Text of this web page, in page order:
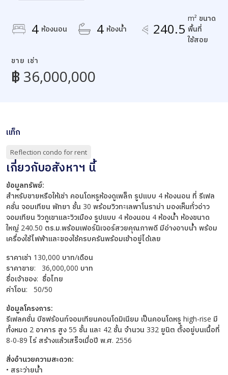
4 ห้องนอน 4 ห้องน้ำ 240.5
m² ขนาด
พื้นที่
ใช้สอย
ขาย เช่า
฿ 36,000,000
แท็ก
Reflection condo for rent
เกี่ยวกับอสังหาฯ นี้
ข้อมูลทรัพย์:
สำหรับขายหรือให้เช่า คอนโดหรูห้องดูเพล็ก รูปแบบ 4 ห้องนอน ที่ รีเฟล
คชั่น จอมเทียน พัทยา ชั้น 30 พร้อมวิวทะเลพาโนราม่า มองเห็นทั่วอ่าว
จอมเทียน วิวภูเขาและวิวเมือง รูปแบบ 4 ห้องนอน 4 ห้องน้ำ ห้องขนาด
ใหญ่ 240.50 ตร.ม.พร้อมเฟอร์นิเจอร์สวยคุณภาพดี มีอ่างอาบน้ำ พร้อม
เครื่องใช้ไฟฟ้าและของใช้ครบครันพร้อมเข้าอยู่ได้เลย
ราคาเช่า 130,000 บาท/เดือน
ราคาขาย: 36,000,000 บาท
ชื่อเจ้าของ: ชื่อไทย
ค่าโอน: 50/50
ข้อมูลโครงการ:
รีเฟลคชั่น บีชฟร้อนท์จอมเทียนคอนโดมิเนียม เป็นคอนโดหรู high-rise มี
ทั้งหมด 2 อาคาร สูง 55 ชั้น และ 42 ชั้น จำนวน 332 ยูนิต ตั้งอยู่บนเนื้อที่
8-0-89 ไร่ สร้างแล้วเสร็จเมื่อปี พ.ศ. 2556
สิ่งอำนวยความสะดวก:
• สระว่ายน้ำ